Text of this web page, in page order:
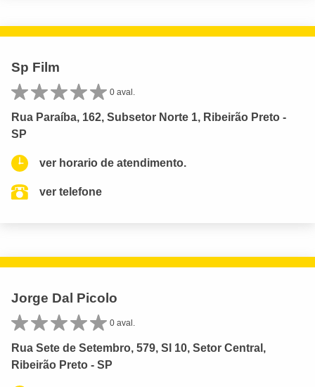
Sp Film
0 aval.
Rua Paraíba, 162, Subsetor Norte 1, Ribeirão Preto -
SP
ver horario de atendimento.
ver telefone
Jorge Dal Picolo
0 aval.
Rua Sete de Setembro, 579, Sl 10, Setor Central,
Ribeirão Preto - SP